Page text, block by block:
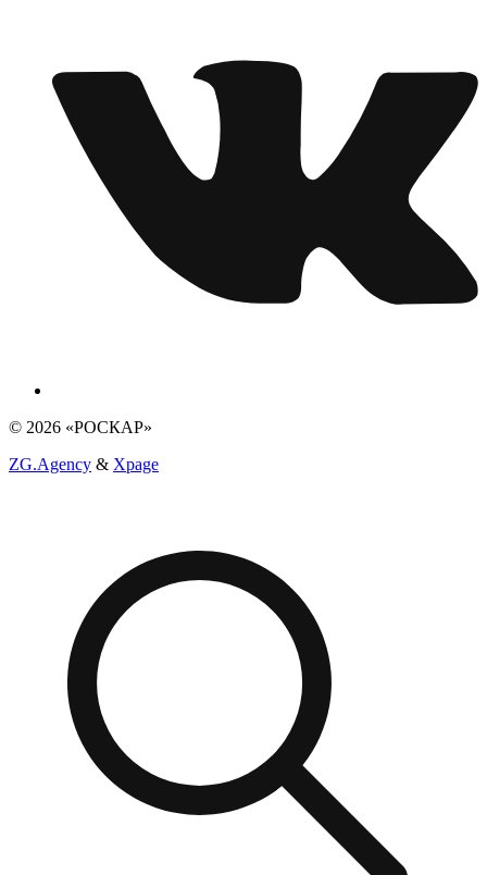
© 2026 «РОСКАР»
ZG.Agency & Xpage